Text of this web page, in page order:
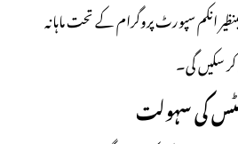
انکم سپورٹ پروگرام کے تحت ماہانہ
سکیں گی۔
کی سہولت